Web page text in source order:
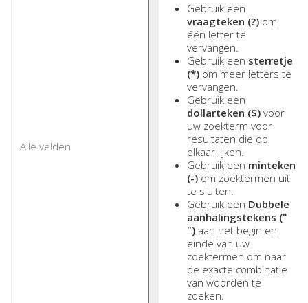
Gebruik een
vraagteken (?) om
één letter te
vervangen.
Gebruik een sterretje
(*) om meer letters te
vervangen.
Gebruik een
dollarteken ($) voor
uw zoekterm voor
resultaten die op
elkaar lijken.
Gebruik een minteken
(-) om zoektermen uit
te sluiten.
Gebruik een Dubbele
aanhalingstekens ("
") aan het begin en
einde van uw
zoektermen om naar
de exacte combinatie
van woorden te
zoeken.